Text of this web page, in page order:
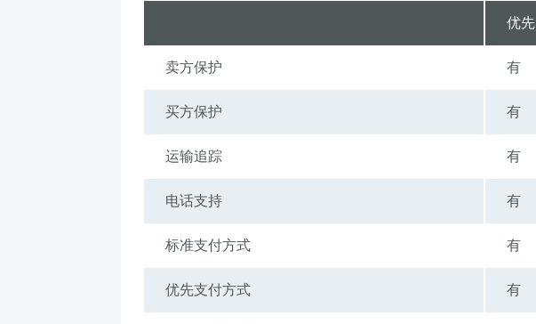
优先
卖方保护 有
买方保护 有
运输追踪 有
电话支持 有
标准支付方式 有
优先支付方式 有